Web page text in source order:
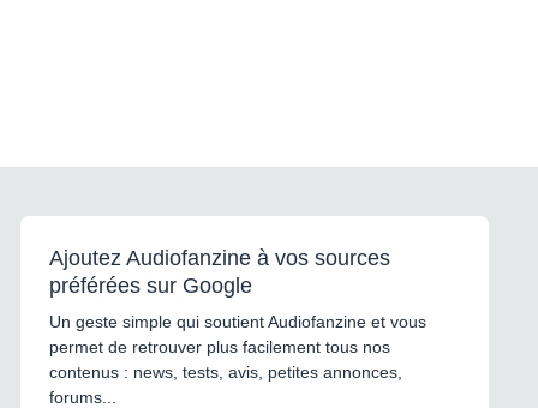
Ajoutez Audiofanzine à vos sources
préférées sur Google
Un geste simple qui soutient Audiofanzine et vous
permet de retrouver plus facilement tous nos
contenus : news, tests, avis, petites annonces,
forums...